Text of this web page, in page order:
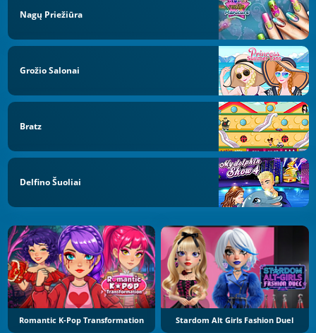
Nagų Priežiūra
Grožio Salonai
Bratz
Delfino Šuoliai
Romantic K-Pop Transformation Stardom Alt Girls Fashion Duel